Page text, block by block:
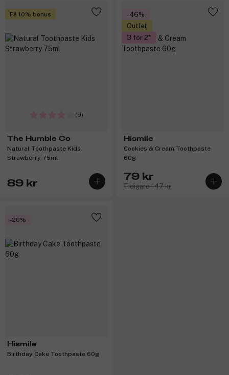
Få 10% bonus
(9)
The Humble Co
Natural Toothpaste Kids
Strawberry 75ml
89 kr
-46%
Outlet
3 för 2
Hismile
Cookies & Cream Toothpaste
60g
79 kr
Tidigare 147 kr
-20%
Hismile
Birthday Cake Toothpaste 60g